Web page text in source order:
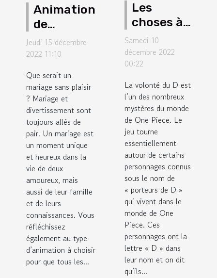
Animation
de
mariage
originale :
faire ?
Jeudi 15 décembre
2022 11:10
Que serait un
mariage sans plaisir
? Mariage et
divertissement sont
toujours allés de
pair. Un mariage est
un moment unique
et heureux dans la
vie de deux
amoureux, mais
aussi de leur famille
et de leurs
connaissances. Vous
réfléchissez
également au type
d’animation à choisir
pour que tous les...
Les
choses à
savoir sur
l'initiale
D. dans
One Piece
Samedi 10
décembre 2022
00:22
La volonté du D est
l’un des nombreux
mystères du monde
de One Piece. Le
jeu tourne
essentiellement
autour de certains
personnages connus
sous le nom de
« porteurs de D »
qui vivent dans le
monde de One
Piece. Ces
personnages ont la
lettre « D » dans
leur nom et on dit
qu’ils...